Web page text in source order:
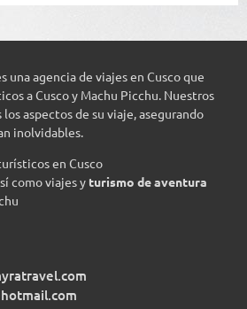
una agencia de viajes en Cusco que
a Cusco y Machu Picchu. Nuestros
aspectos de su viaje, asegurando
inolvidables.
en Cusco
como viajes y turismo de aventura